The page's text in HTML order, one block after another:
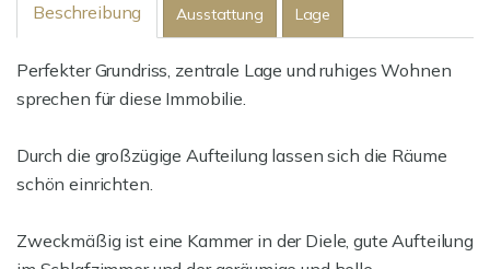
Beschreibung Ausstattung Lage
Perfekter Grundriss, zentrale Lage und ruhiges Wohnen
sprechen für diese Immobilie.
Durch die großzügige Aufteilung lassen sich die Räume
schön einrichten.
Zweckmäßig ist eine Kammer in der Diele, gute Aufteilung